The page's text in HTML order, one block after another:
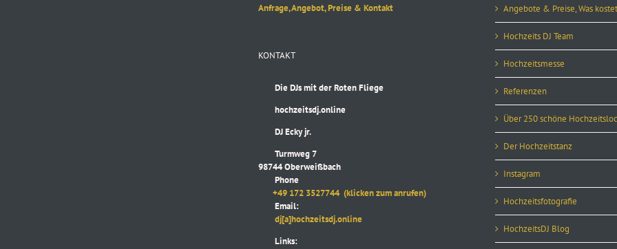
Anfrage, Angebot, Preise & Kontakt
KONTAKT
Die DJs mit der Roten Fliege
hochzeitsdj.online
DJ Ecky jr.
Turmweg 7
98744 Oberweißbach
Phone
+49 172 3527744 (klicken zum anrufen)
Email:
dj[a]hochzeitsdj.online
Links:
Angebote & Preise, Was
Hochzeits DJ Team
Hochzeitsmesse
Referenzen
Über 250 schöne
Der Hochzeitstanz
Instagram
Hochzeitsfotografie
HochzeitsDJ Blog